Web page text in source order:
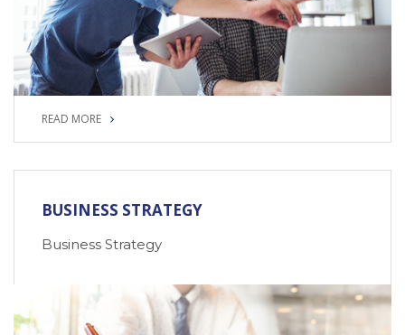
READ MORE
BUSINESS STRATEGY
Business Strategy